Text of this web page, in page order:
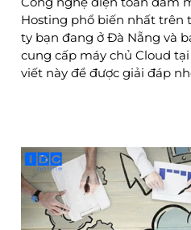
Hosting phổ biến nhất trên
ty bạn đang ở Đà Nẵng và
cung cấp máy chủ Cloud
viết này để được giải đáp